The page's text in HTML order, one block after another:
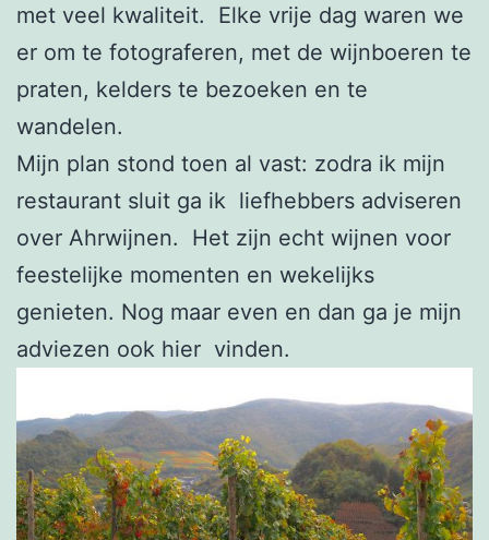
met veel kwaliteit. Elke vrije dag waren we
er om te fotograferen, met de wijnboeren te
praten, kelders te bezoeken en te
wandelen.
Mijn plan stond toen al vast: zodra ik mijn
restaurant sluit ga ik liefhebbers adviseren
over Ahrwijnen. Het zijn echt wijnen voor
feestelijke momenten en wekelijks
genieten. Nog maar even en dan ga je mijn
adviezen ook hier vinden.